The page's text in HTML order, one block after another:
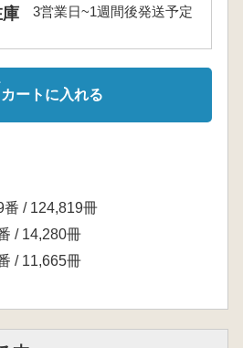
3営業日~1週間後発送予定
カートに入れる
番 / 124,819冊
/ 14,280冊
/ 11,665冊